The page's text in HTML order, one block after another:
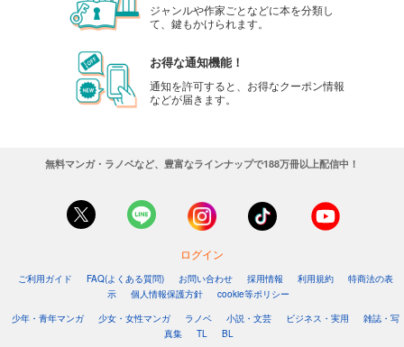
ジャンルや作家ごとなどに本を分類し
て、鍵もかけられます。
お得な通知機能！
通知を許可すると、お得なクーポン情報
などが届きます。
無料マンガ・ラノベなど、豊富なラインナップで188万冊以上配信中！
ログイン
ご利用ガイド FAQ(よくある質問) お問い合わせ 採用情報 利用規約
特商法の表
示
個人情報保護方針
cookie等ポリシー
少年・青年マンガ
少女・女性マンガ ラノベ 小説・文芸 ビジネス・実用
雑誌・写
真集
TL BL